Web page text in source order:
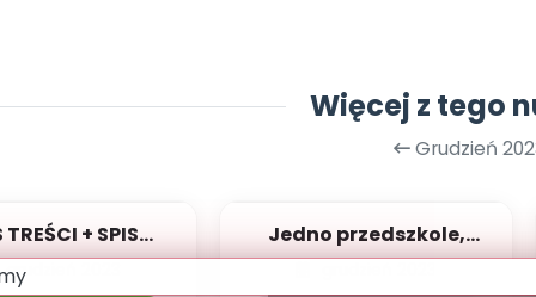
Więcej z tego
Grudzień
TREŚCI + SPIS
POMOCY
grudzień 2023
Jedno przedszkole,
wiele kultur